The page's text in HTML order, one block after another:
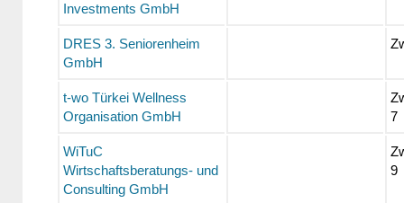
Investments GmbH
DRES 3. Seniorenheim
GmbH
t-wo Türkei Wellness
Organisation GmbH
7
WiTuC
Wirtschaftsberatungs- und
Consulting GmbH
9